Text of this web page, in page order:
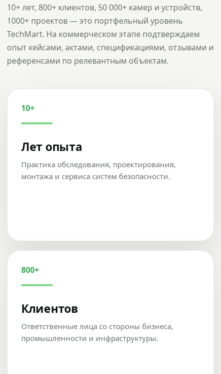
10+ лет, 800+ клиентов, 50 000+ камер и устройств,
1000+ проектов — это портфельный уровень
TechMart. На коммерческом этапе подтверждаем
опыт кейсами, актами, спецификациями, отзывами и
референсами по релевантным объектам.
10+
Лет опыта
Практика обследования, проектирования,
монтажа и сервиса систем безопасности.
800+
Клиентов
Ответственные лица со стороны бизнеса,
промышленности и инфраструктуры.